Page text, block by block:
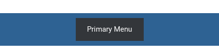
Primary Menu